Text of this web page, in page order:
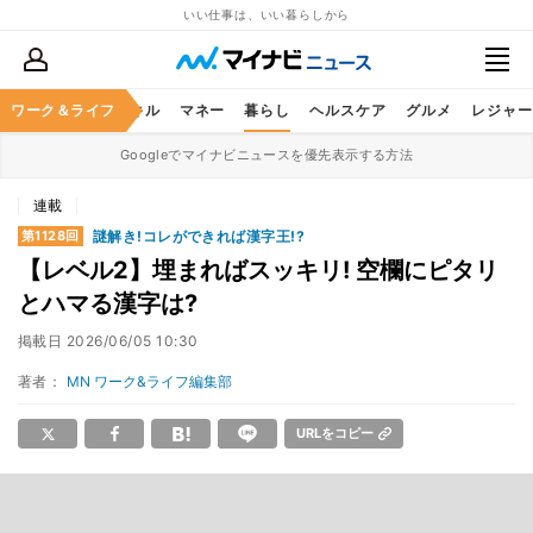
いい仕事は、いい暮らしから
ワーク＆ライフ
ア ビジネススキル マネー 暮らし ヘルスケア グルメ レジャー
Googleでマイナビニュースを優先表示する方法
連載
第1128回 謎解き!コレができれば漢字王!?
【レベル2】埋まればスッキリ! 空欄にピタリ
とハマる漢字は?
掲載日 2026/06/05 10:30
著者： MN ワーク&ライフ編集部
URLをコピー